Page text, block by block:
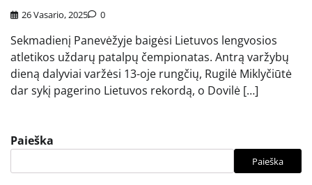
26 Vasario, 2025 0
Sekmadienį Panevėžyje baigėsi Lietuvos lengvosios
atletikos uždarų patalpų čempionatas. Antrą varžybų
dieną dalyviai varžėsi 13-oje rungčių, Rugilė Miklyčiūtė
dar sykį pagerino Lietuvos rekordą, o Dovilė […]
Paieška
Paieška